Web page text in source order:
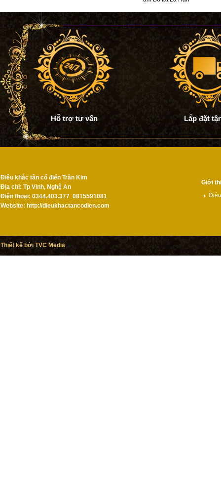
Hỗ trợ tư vấn Lắp đặt
Điêu khắc tân cổ điển Trần Kim
Địa chỉ: Tp Vinh, Nghệ An
Điện thoại: 0344.403.377 0815591081
Website: http://dieukhactancodien.com
Giới
Thiết kế bởi TVC Media